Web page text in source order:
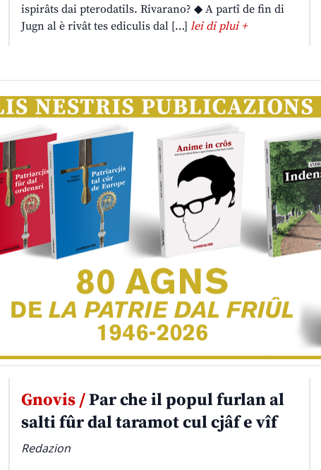
ispirâts dai pterodatils. Rivarano? ◆ A partî de fin di
Jugn al è rivât tes ediculis dal […] lei di plui +
Gnovis /Par che il popul furlan al
salti fûr dal taramot cul cjâf e vîf
Redazion